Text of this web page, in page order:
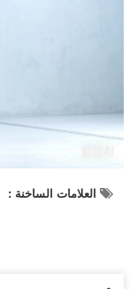
العلامات الساخنة :